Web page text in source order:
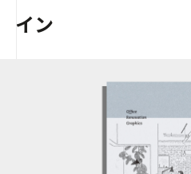
イン